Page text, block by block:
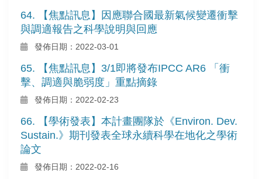
64. 【焦點訊息】因應聯合國最新氣候變遷衝擊
與調適報告之科學說明與回應
發佈日期：2022-03-01
65. 【焦點訊息】3/1即將發布IPCC AR6 「衝
擊、調適與脆弱度」重點摘錄
發佈日期：2022-02-23
66. 【學術發表】本計畫團隊於《Environ. Dev.
Sustain.》期刊發表全球永續科學在地化之學術
論文
發佈日期：2022-02-16